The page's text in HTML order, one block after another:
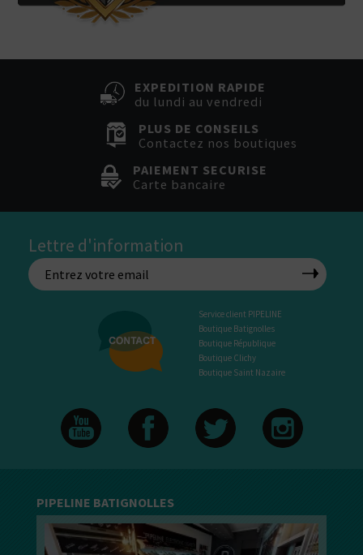
EXPEDITION RAPIDE
du lundi au vendredi
PLUS DE CONSEILS
Contactez nos boutiques
PAIEMENT SECURISE
Carte bancaire
Lettre d'information
Service client PIPELINE
Boutique Batignolles
Boutique République
Boutique Clichy
Boutique Saint Nazaire
PIPELINE BATIGNOLLES